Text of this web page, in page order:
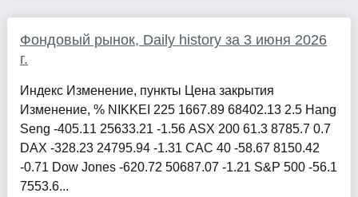
Фондовый рынок, Daily history за 3 июня 2026
г.
Индекс Изменение, пункты Цена закрытия
Изменение, % NIKKEI 225 1667.89 68402.13 2.5 Hang
Seng -405.11 25633.21 -1.56 ASX 200 61.3 8785.7 0.7
DAX -328.23 24795.94 -1.31 CAC 40 -58.67 8150.42
-0.71 Dow Jones -620.72 50687.07 -1.21 S&P 500 -56.1
7553.6...